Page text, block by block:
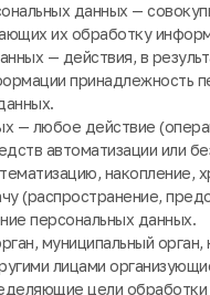
данных —
их обработку
— действия, в
принадлежность
— любое действие
автоматизации или
накопление,
(распространение,
персональных данных.
муниципальный
лицами
цели